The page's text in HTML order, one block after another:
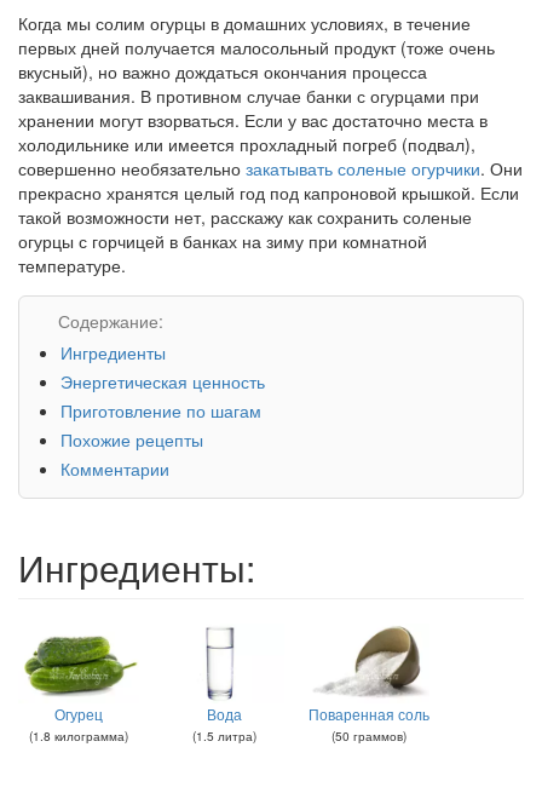
Когда мы солим огурцы в домашних условиях, в течение
первых дней получается малосольный продукт (тоже очень
вкусный), но важно дождаться окончания процесса
заквашивания. В противном случае банки с огурцами при
хранении могут взорваться. Если у вас достаточно места в
холодильнике или имеется прохладный погреб (подвал),
совершенно необязательно закатывать соленые огурчики. Они
прекрасно хранятся целый год под капроновой крышкой. Если
такой возможности нет, расскажу как сохранить соленые
огурцы с горчицей в банках на зиму при комнатной
температуре.
Содержание:
Ингредиенты
Энергетическая ценность
Приготовление по шагам
Похожие рецепты
Комментарии
Ингредиенты:
Огурец
(1.8 килограмма)
Вода
(1.5 литра)
Поваренная соль
(50 граммов)